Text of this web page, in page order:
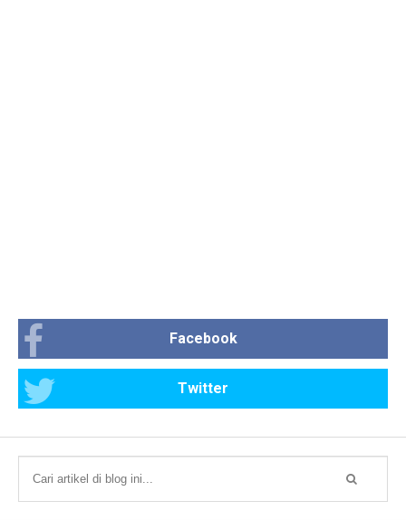
Facebook
Twitter